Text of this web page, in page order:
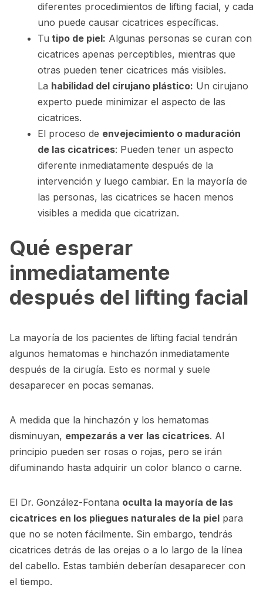
diferentes procedimientos de lifting facial, y cada
uno puede causar cicatrices específicas.
Tu tipo de piel: Algunas personas se curan con
cicatrices apenas perceptibles, mientras que
otras pueden tener cicatrices más visibles.
La habilidad del cirujano plástico: Un cirujano
experto puede minimizar el aspecto de las
cicatrices.
El proceso de envejecimiento o maduración
de las cicatrices: Pueden tener un aspecto
diferente inmediatamente después de la
intervención y luego cambiar. En la mayoría de
las personas, las cicatrices se hacen menos
visibles a medida que cicatrizan.
Qué esperar
inmediatamente
después del lifting facial
La mayoría de los pacientes de lifting facial tendrán
algunos hematomas e hinchazón inmediatamente
después de la cirugía. Esto es normal y suele
desaparecer en pocas semanas.
A medida que la hinchazón y los hematomas
disminuyan, empezarás a ver las cicatrices. Al
principio pueden ser rosas o rojas, pero se irán
difuminando hasta adquirir un color blanco o carne.
El Dr. González-Fontana oculta la mayoría de las
cicatrices en los pliegues naturales de la piel para
que no se noten fácilmente. Sin embargo, tendrás
cicatrices detrás de las orejas o a lo largo de la línea
del cabello. Estas también deberían desaparecer con
el tiempo.